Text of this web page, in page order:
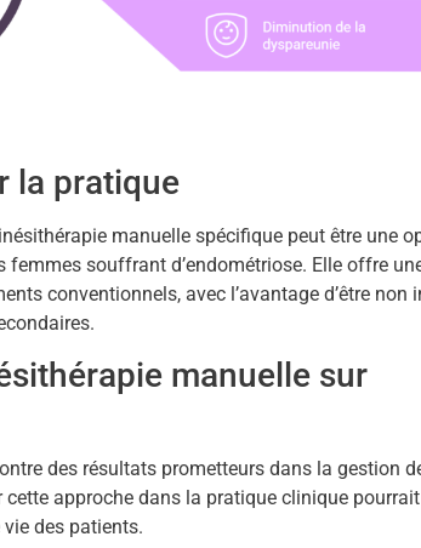
la pratique
manuelle spécifique peut être une
femmes souffrant d’endométriose. Elle offre
conventionnels, avec l’avantage d’être non
manuelle sur
des résultats prometteurs dans la gestion
cette approche dans la pratique clinique
des patients.